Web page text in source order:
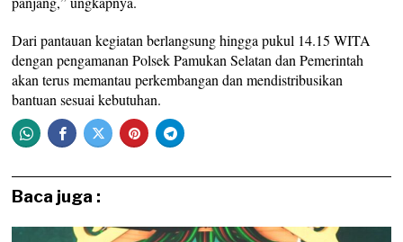
Dari pantauan kegiatan berlangsung hingga pukul 14.15 WITA
dengan pengamanan Polsek Pamukan Selatan dan Pemerintah
akan terus memantau perkembangan dan mendistribusikan
bantuan sesuai kebutuhan.
Baca juga :